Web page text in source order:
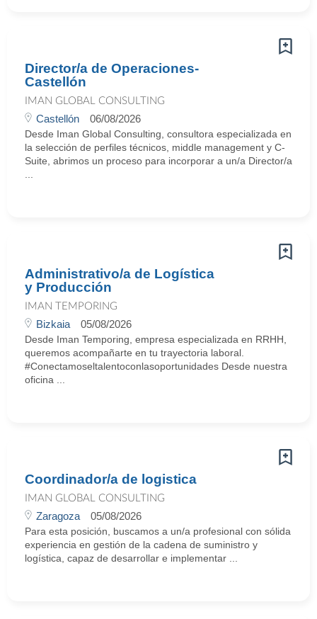
Director/a de Operaciones-
Castellón
IMAN GLOBAL CONSULTING
Castellón 06/08/2026
Desde Iman Global Consulting, consultora especializada en
la selección de perfiles técnicos, middle management y C-
Suite, abrimos un proceso para incorporar a un/a Director/a
Administrativo/a de Logística
y Producción
IMAN TEMPORING
Bizkaia 05/08/2026
Desde Iman Temporing, empresa especializada en RRHH,
queremos acompañarte en tu trayectoria laboral.
#Conectamoseltalentoconlasoportunidades Desde nuestra
oficina ...
Coordinador/a de logistica
IMAN GLOBAL CONSULTING
Zaragoza 05/08/2026
Para esta posición, buscamos a un/a profesional con sólida
experiencia en gestión de la cadena de suministro y
logística, capaz de desarrollar e implementar ...